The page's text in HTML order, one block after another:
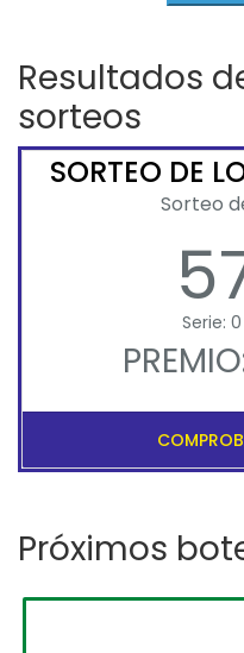
Resultados
sorteos
SORTEO DE
Sorteo
Serie:
Próximos